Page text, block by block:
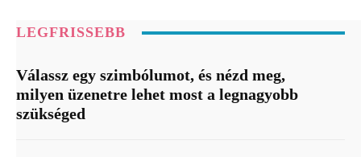
LEGFRISSEBB
Válassz egy szimbólumot, és nézd meg,
milyen üzenetre lehet most a legnagyobb
szükséged